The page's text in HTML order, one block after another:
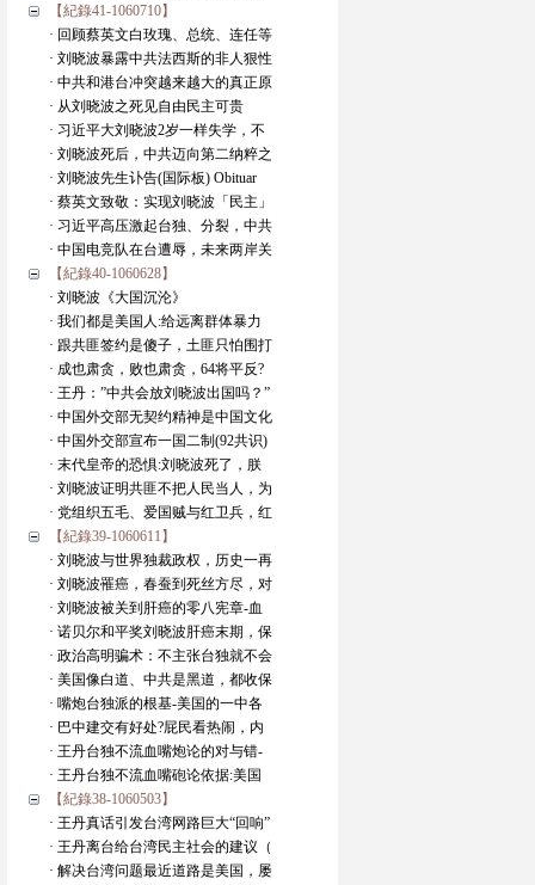
【紀錄41-1060710】
· 回顾蔡英文白玫瑰、总统、连任等
· 刘晓波暴露中共法西斯的非人狠性
· 中共和港台冲突越来越大的真正原
· 从刘晓波之死见自由民主可贵
· 习近平大刘晓波2岁一样失学，不
· 刘晓波死后，中共迈向第二纳粹之
· 刘晓波先生讣告(国际板) Obituar
· 蔡英文致敬：实现刘晓波「民主」
· 习近平高压激起台独、分裂，中共
· 中国电竞队在台遭辱，未来两岸关
【紀錄40-1060628】
· 刘晓波《大国沉沦》
· 我们都是美国人:给远离群体暴力
· 跟共匪签约是傻子，土匪只怕围打
· 成也肃贪，败也肃贪，64将平反?
· 王丹：”中共会放刘晓波出国吗？”
· 中国外交部无契约精神是中国文化
· 中国外交部宣布一国二制(92共识)
· 末代皇帝的恐惧:刘晓波死了，朕
· 刘晓波证明共匪不把人民当人，为
· 党组织五毛、爱国贼与红卫兵，红
【紀錄39-1060611】
· 刘晓波与世界独裁政权，历史一再
· 刘晓波罹癌，春蚕到死丝方尽，对
· 刘晓波被关到肝癌的零八宪章-血
· 诺贝尔和平奖刘晓波肝癌末期，保
· 政治高明骗术：不主张台独就不会
· 美国像白道、中共是黑道，都收保
· 嘴炮台独派的根基-美国的一中各
· 巴中建交有好处?屁民看热闹，内
· 王丹台独不流血嘴炮论的对与错-
· 王丹台独不流血嘴砲论依据:美国
【紀錄38-1060503】
· 王丹真话引发台湾网路巨大“回响”
· 王丹离台给台湾民主社会的建议（
· 解决台湾问题最近道路是美国，屡